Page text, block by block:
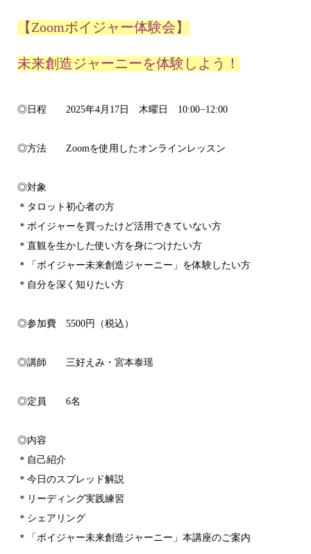
【Zoomボイジャー体験会】
未来創造ジャーニーを体験しよう！
◎日程 2025年4月17日 木曜日 10:00−12:00
◎方法 Zoomを使用したオンラインレッスン
◎対象
＊タロット初心者の方
＊ボイジャーを買ったけど活用できていない方
＊直観を生かした使い方を身につけたい方
＊「ボイジャー未来創造ジャーニー」を体験したい方
＊自分を深く知りたい方
◎参加費 5500円（税込）
◎講師 三好えみ・宮本泰瑶
◎定員 6名
◎内容
＊自己紹介
＊今日のスプレッド解説
＊リーディング実践練習
＊シェアリング
＊「ボイジャー未来創造ジャーニー」本講座のご案内